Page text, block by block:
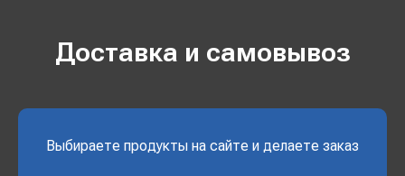
Доставка и самовывоз
Выбираете продукты на сайте и делаете заказ